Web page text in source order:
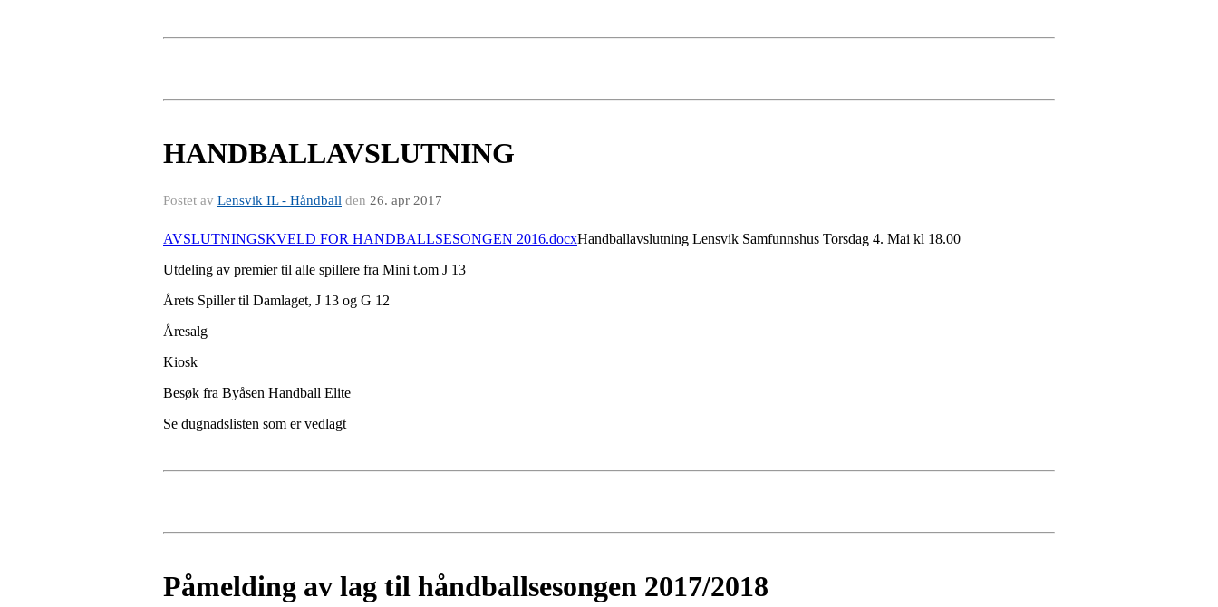
HANDBALLAVSLUTNING
Postet av Lensvik IL - Håndball den 26. apr 2017
AVSLUTNINGSKVELD FOR HANDBALLSESONGEN 2016.docxHandballavslutning Lensvik Samfunnshus Torsdag 4. Mai kl 18.00
Utdeling av premier til alle spillere fra Mini t.om J 13
Årets Spiller til Damlaget, J 13 og G 12
Åresalg
Kiosk
Besøk fra Byåsen Handball Elite
Se dugnadslisten som er vedlagt
Påmelding av lag til håndballsesongen 2017/2018